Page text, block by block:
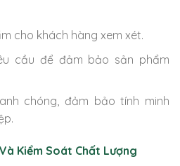
cho khách hàng xem xét.
cầu để đảm bảo sản phẩm
chóng, đảm bảo tính minh
Kiểm Soát Chất Lượng